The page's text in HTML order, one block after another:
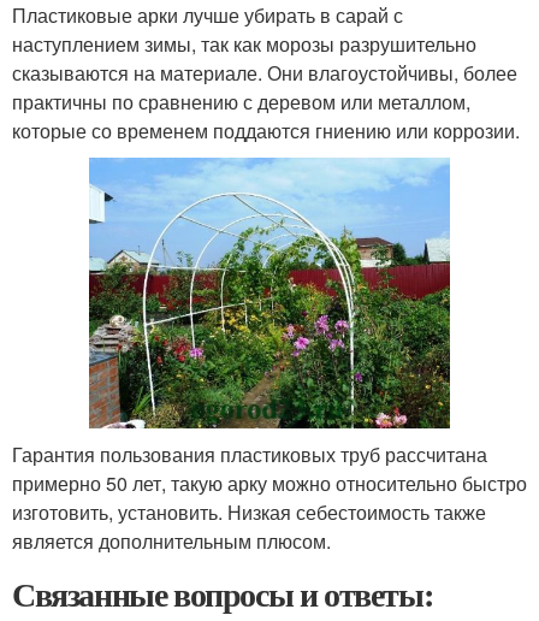
Пластиковые арки лучше убирать в сарай с
наступлением зимы, так как морозы разрушительно
сказываются на материале. Они влагоустойчивы, более
практичны по сравнению с деревом или металлом,
которые со временем поддаются гниению или коррозии.
Гарантия пользования пластиковых труб рассчитана
примерно 50 лет, такую арку можно относительно быстро
изготовить, установить. Низкая себестоимость также
является дополнительным плюсом.
Связанные вопросы и ответы: